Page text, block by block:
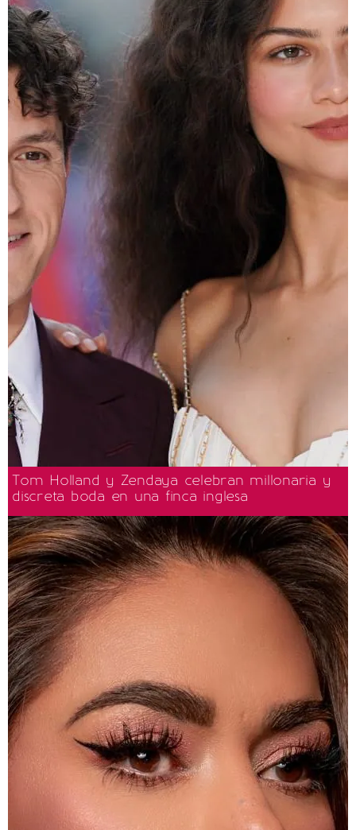
Tom Holland y Zendaya celebran millonaria y
discreta boda en una finca inglesa